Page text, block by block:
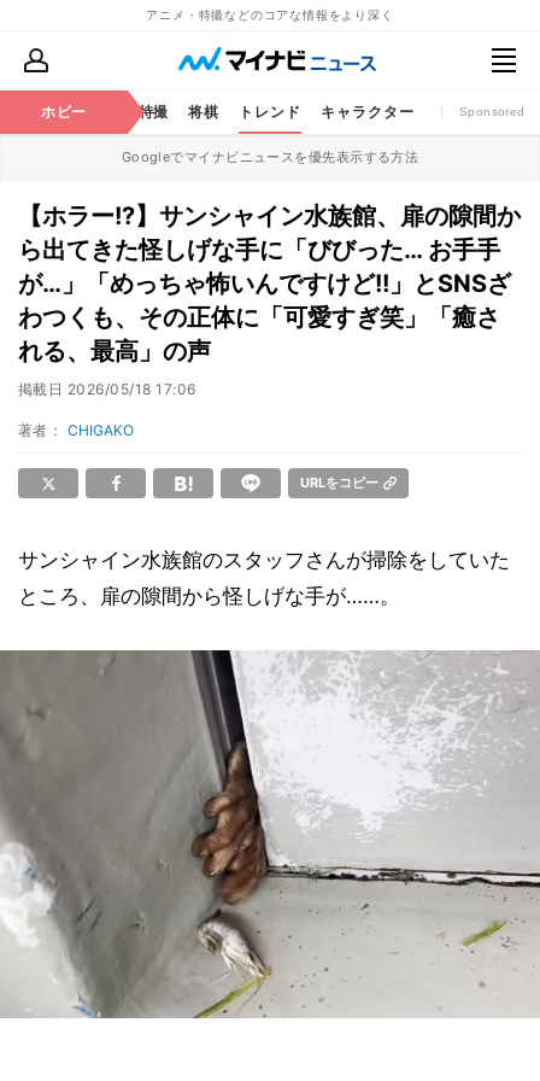
アニメ・特撮などのコアな情報をより深く
ホビー
おもちゃ 特撮 将棋 トレンド キャラクター Sponsored
Googleでマイナビニュースを優先表示する方法
【ホラー!?】サンシャイン水族館、扉の隙間か
ら出てきた怪しげな手に「びびった… お手手
が…」「めっちゃ怖いんですけど!!」とSNSざ
わつくも、その正体に「可愛すぎ笑」「癒さ
れる、最高」の声
掲載日 2026/05/18 17:06
著者： CHIGAKO
URLをコピー
サンシャイン水族館のスタッフさんが掃除をしていた
ところ、扉の隙間から怪しげな手が……。